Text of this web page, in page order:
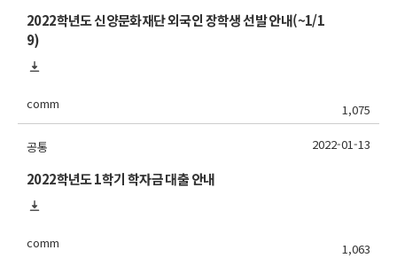
2022학년도 신양문화재단 외국인 장학생 선발 안내(~1/1
9)
comm 1,075
공통
2022학년도 1학기 학자금 대출 안내
comm 1,063
2022-01-13